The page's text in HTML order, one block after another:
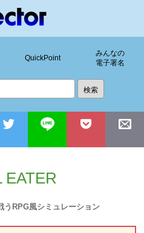
QuickPoint
みんなの
電子署名
EATER
うRPG風シミュレーション